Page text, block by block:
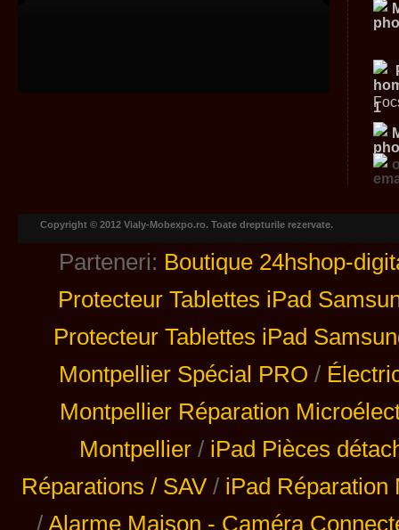
Copyright © 2012 Vialy-Mobexpo.ro. Toate drepturile rezervate.
Parteneri: Boutique 24hshop-
Protecteur Tablettes iPad
Protecteur Tablettes iPad
Montpellier Spécial PRO /
Montpellier Réparation
Montpellier / iPad Pièces
Réparations / SAV / iPad Réparation
/ Alarme Maison - Caméra